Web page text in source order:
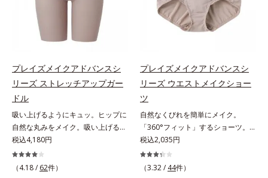
きめバストに極楽フィット＆スッキ
リ細見せグラマーさんのための特殊
設計を行っています。大きめバスト
を圧迫せずにふんわりフィットしつ
細く見せます。E65～H85まで、17
種類のサイズをご用意多くのグラマ
ーさんに対応すべく、幅広く細かな
サイズ展開を行いました。
す。【着用方法】ブラジャーの上か
らご着用ください。スカートのよう
に足からはき、上半身まで引き上げ
ーズに完成します。
プレイズメイクアドバンスシ
リーズ ストレッチアップガー
ドル
吸い上げるようにキュッ。ヒップに
自然な丸みをメイク。吸い上げるよ
うにリフトして、ヒップに丸みをメ
イク「大人世代のボディを美しく魅
せる」という発想の「プレイズメイ
税込4,180円
（4.18 / 62件）
プレイズメイクアドバンスシ
リーズ ウエストメイクショー
ツ
自然なくびれを簡単にメイク。
「360°フィット」するショーツ。
フロント＆マチの肌側は綿100％素
材でここちいい「大人世代のボディ
を美しく魅せる」という発想の「プ
税込2,035円
（3.32 / 44件）